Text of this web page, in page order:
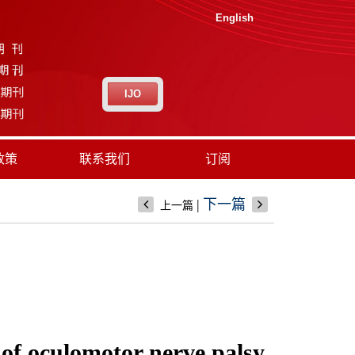
English
IJO
策 联系我们 订阅
上一篇 | 下一篇